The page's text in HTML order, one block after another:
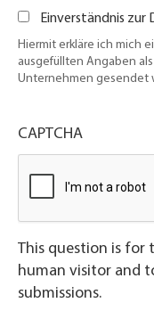
Einverständnis
Hiermit erkläre ich mich
ausgefüllten Angaben
Unternehmen gesendet
CAPTCHA
This question is for
human visitor and
submissions.